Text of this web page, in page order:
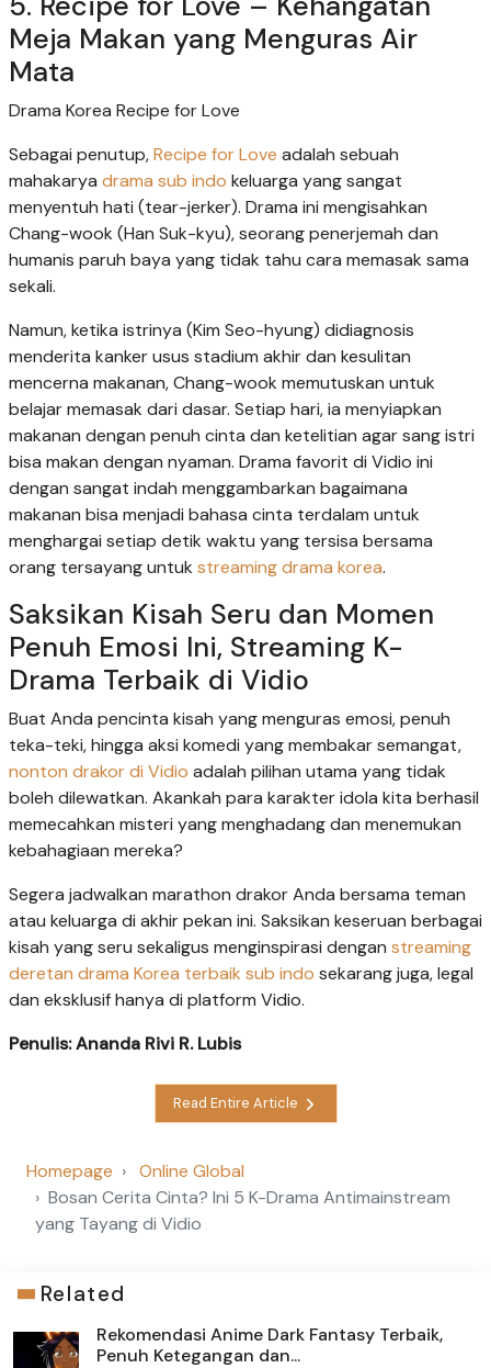
Meja Makan yang Menguras Air
Mata
Drama Korea Recipe for Love
Sebagai penutup,Recipe for Love adalah sebuah
mahakarya drama sub indo keluarga yang sangat
menyentuh hati (tear-jerker). Drama ini mengisahkan
Chang-wook (Han Suk-kyu), seorang penerjemah dan
humanis paruh baya yang tidak tahu cara memasak sama
sekali.
Namun, ketika istrinya (Kim Seo-hyung) didiagnosis
menderita kanker usus stadium akhir dan kesulitan
mencerna makanan, Chang-wook memutuskan untuk
belajar memasak dari dasar. Setiap hari, ia menyiapkan
makanan dengan penuh cinta dan ketelitian agar sang istri
bisa makan dengan nyaman. Drama favorit di Vidio ini
dengan sangat indah menggambarkan bagaimana
makanan bisa menjadi bahasa cinta terdalam untuk
menghargai setiap detik waktu yang tersisa bersama
orang tersayang untuk streaming drama korea.
Saksikan Kisah Seru dan Momen
Penuh Emosi Ini, Streaming K-
Drama Terbaik di Vidio
Buat Anda pencinta kisah yang menguras emosi, penuh
teka-teki, hingga aksi komedi yang membakar semangat,
nonton drakor di Vidio adalah pilihan utama yang tidak
boleh dilewatkan. Akankah para karakter idola kita berhasil
memecahkan misteri yang menghadang dan menemukan
kebahagiaan mereka?
Segera jadwalkan marathon drakor Anda bersama teman
atau keluarga di akhir pekan ini. Saksikan keseruan berbagai
kisah yang seru sekaligus menginspirasi dengan streaming
deretan drama Korea terbaik sub indo sekarang juga, legal
dan eksklusif hanya di platform Vidio.
Penulis: Ananda Rivi R. Lubis
Read Entire Article
Homepage
Online Global
Bosan Cerita Cinta? Ini 5 K-Drama Antimainstream
yang Tayang di Vidio
Related
Rekomendasi Anime Dark Fantasy Terbaik,
Penuh Ketegangan dan...